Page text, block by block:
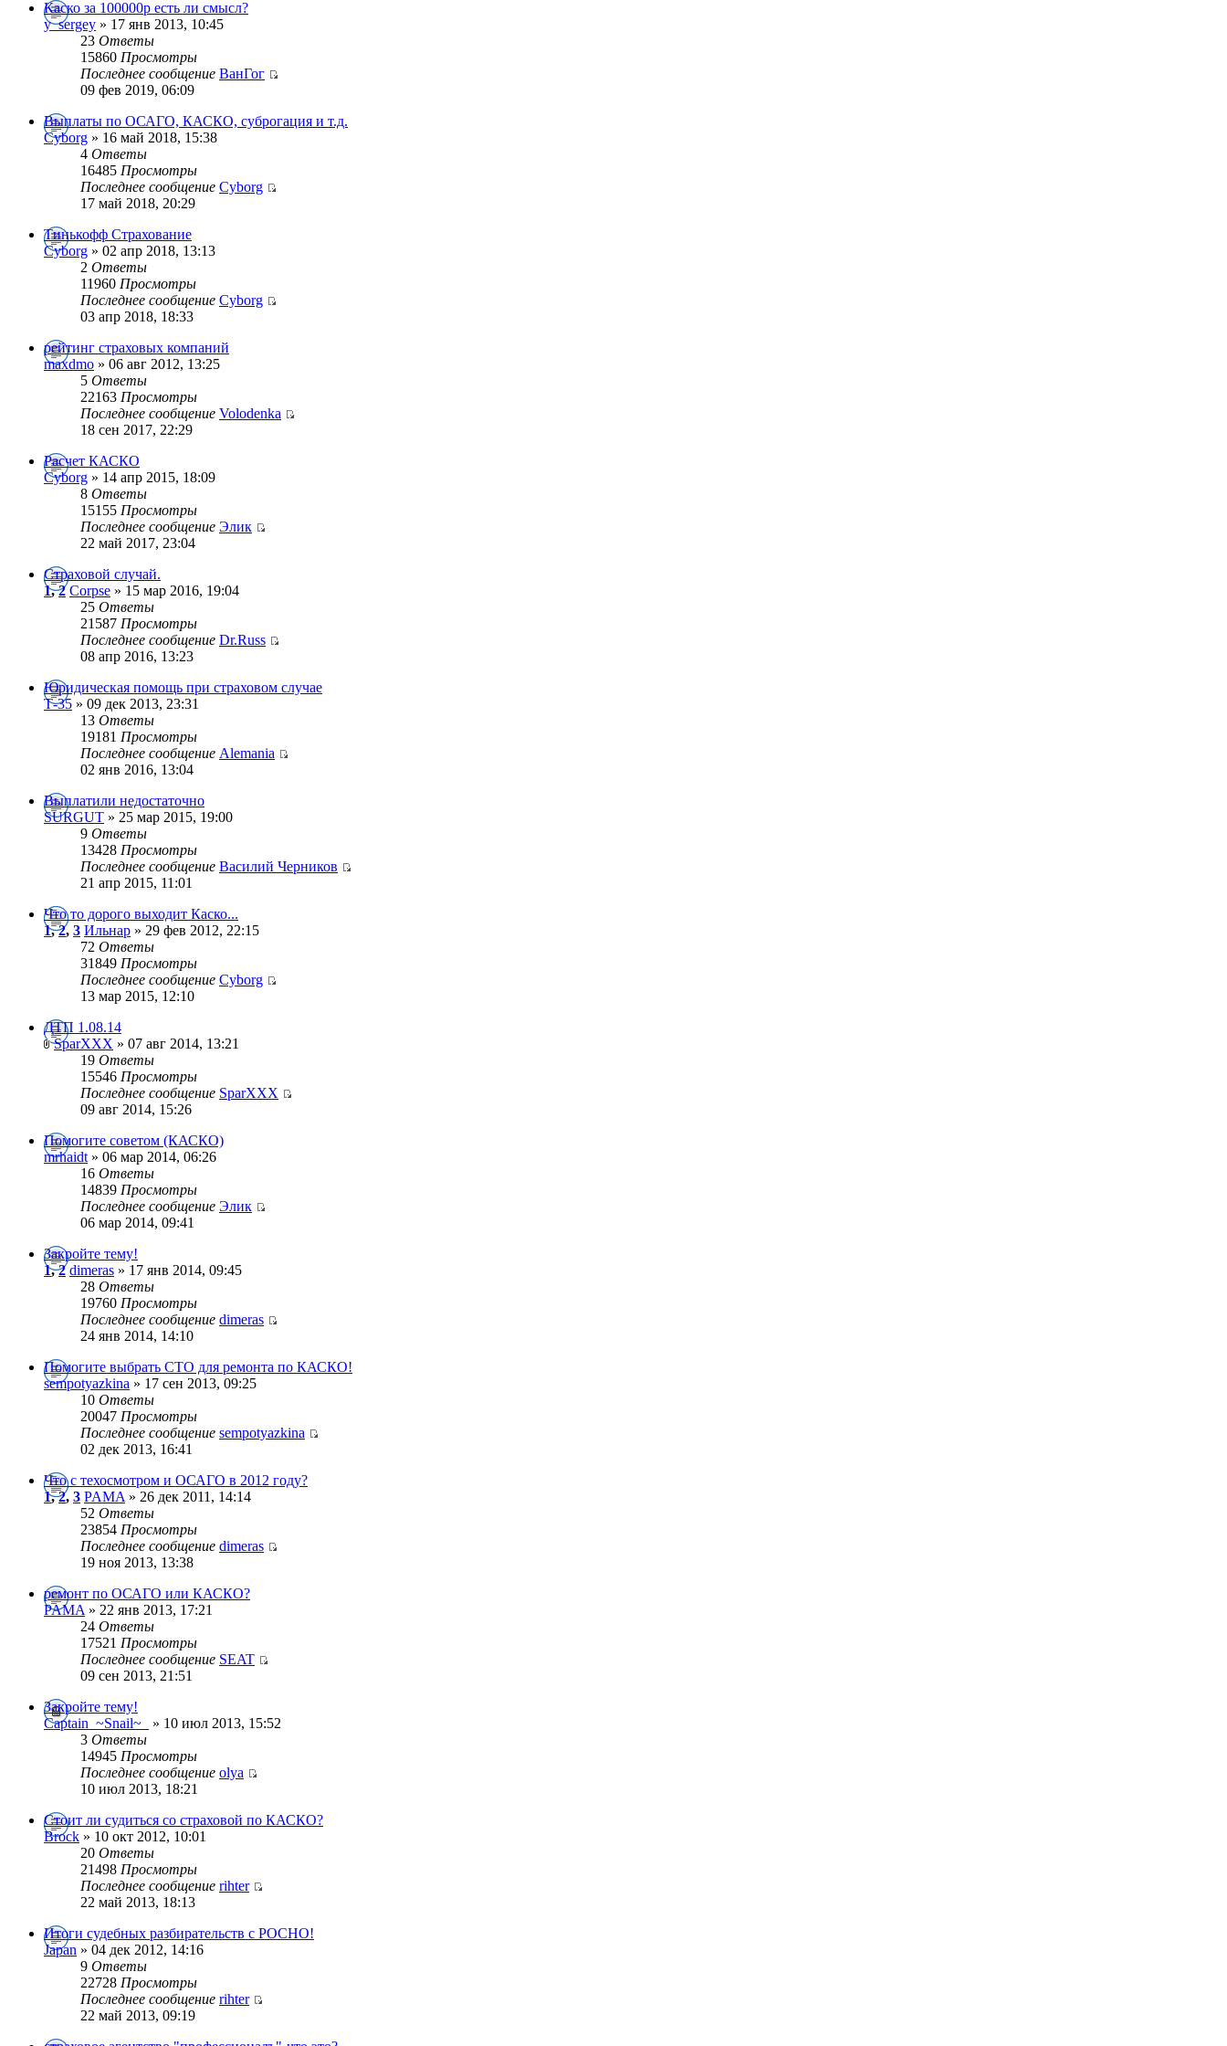
Каско за 100000р есть ли смысл?
y_sergey » 17 янв 2013, 10:45
23 Ответы
15860 Просмотры
Последнее сообщение ВанГог
09 фев 2019, 06:09
Выплаты по ОСАГО, КАСКО, суброгация и т.д.
Cyborg » 16 май 2018, 15:38
4 Ответы
16485 Просмотры
Последнее сообщение Cyborg
17 май 2018, 20:29
Тинькофф Страхование
Cyborg » 02 апр 2018, 13:13
2 Ответы
11960 Просмотры
Последнее сообщение Cyborg
03 апр 2018, 18:33
рейтинг страховых компаний
maxdmo » 06 авг 2012, 13:25
5 Ответы
22163 Просмотры
Последнее сообщение Volodenka
18 сен 2017, 22:29
Расчет КАСКО
Cyborg » 14 апр 2015, 18:09
8 Ответы
15155 Просмотры
Последнее сообщение Элик
22 май 2017, 23:04
Страховой случай.
1,2 Corpse » 15 мар 2016, 19:04
25 Ответы
21587 Просмотры
Последнее сообщение Dr.Russ
08 апр 2016, 13:23
Юридическая помощь при страховом случае
Т-35 » 09 дек 2013, 23:31
13 Ответы
19181 Просмотры
Последнее сообщение Alemania
02 янв 2016, 13:04
Выплатили недостаточно
SURGUT » 25 мар 2015, 19:00
9 Ответы
13428 Просмотры
Последнее сообщение Василий Черников
21 апр 2015, 11:01
Что то дорого выходит Каско...
1,2, 3 Ильнар » 29 фев 2012, 22:15
72 Ответы
31849 Просмотры
Последнее сообщение Cyborg
13 мар 2015, 12:10
ДТП 1.08.14
SparXXX » 07 авг 2014, 13:21
19 Ответы
15546 Просмотры
Последнее сообщение SparXXX
09 авг 2014, 15:26
Помогите советом (КАСКО)
mrhaidt » 06 мар 2014, 06:26
16 Ответы
14839 Просмотры
Последнее сообщение Элик
06 мар 2014, 09:41
Закройте тему!
1,2 dimeras » 17 янв 2014, 09:45
28 Ответы
19760 Просмотры
Последнее сообщение dimeras
24 янв 2014, 14:10
Помогите выбрать СТО для ремонта по КАСКО!
sempotyazkina » 17 сен 2013, 09:25
10 Ответы
20047 Просмотры
Последнее сообщение sempotyazkina
02 дек 2013, 16:41
Что с техосмотром и ОСАГО в 2012 году?
1,2, 3 PAMA » 26 дек 2011, 14:14
52 Ответы
23854 Просмотры
Последнее сообщение dimeras
19 ноя 2013, 13:38
ремонт по ОСАГО или КАСКО?
PAMA » 22 янв 2013, 17:21
24 Ответы
17521 Просмотры
Последнее сообщение SEAT
09 сен 2013, 21:51
Закройте тему!
Captain_~Snail~_
» 10 июл 2013, 15:52
3 Ответы
14945 Просмотры
Последнее сообщение olya
10 июл 2013, 18:21
Стоит ли судиться со страховой по КАСКО?
Brock » 10 окт 2012, 10:01
20 Ответы
21498 Просмотры
Последнее сообщение rihter
22 май 2013, 18:13
Итоги судебных разбирательств с РОСНО!
Japan » 04 дек 2012, 14:16
9 Ответы
22728 Просмотры
Последнее сообщение rihter
22 май 2013, 09:19